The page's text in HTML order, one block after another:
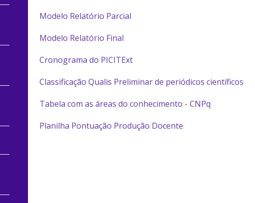
Modelo Relatório Parcial
Modelo Relatório Final
Cronograma do PICITExt
Classificação Qualis Preliminar de periódicos científicos
Tabela com as áreas do conhecimento - CNPq
Planilha Pontuação Produção Docente